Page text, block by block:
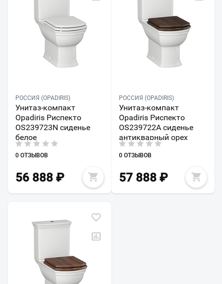
РОССИЯ (OPADIRIS)
Унитаз-компакт
Opadiris Риспекто
OS239723N сиденье
белое
0 ОТЗЫВОВ
56 888 ₽
РОССИЯ (OPADIRIS)
Унитаз-компакт
Opadiris Риспекто
OS239722A сиденье
антикварный орех
0 ОТЗЫВОВ
57 888₽